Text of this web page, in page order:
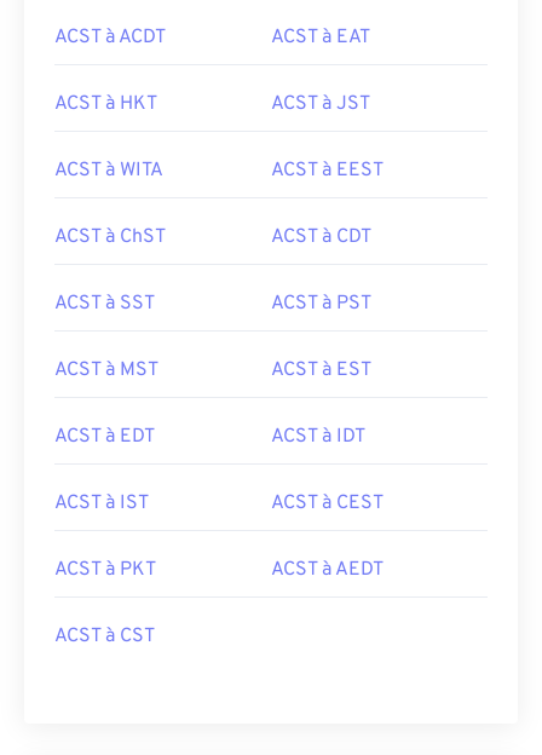
ACST à ACDT ACST à EAT
ACST à HKT ACST à JST
ACST à WITA ACST à EEST
ACST à ChST ACST à CDT
ACST à SST ACST à PST
ACST à MST ACST à EST
ACST à EDT ACST à IDT
ACST à IST ACST à CEST
ACST à PKT ACST à AEDT
ACST à CST